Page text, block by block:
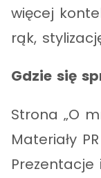
więcej
rąk,
Gdzie się
Strona „O
Materiały